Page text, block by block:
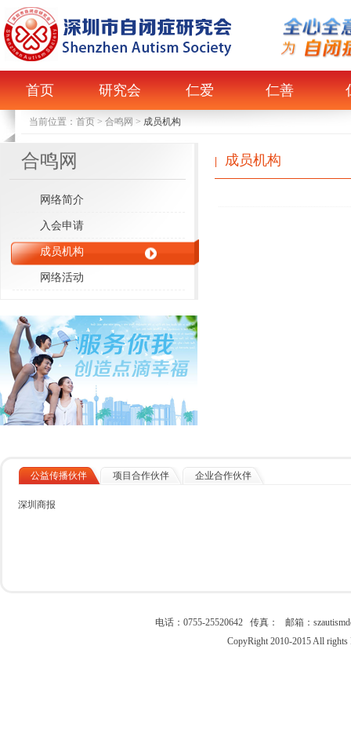
首页 研究会 仁爱 仁善
当前位置： 首页 > 合鸣网 > 成员机构
合鸣网
网络简介
入会申请
成员机构
网络活动
成员机构
公益传播伙伴 项目合作伙伴 企业合作伙伴
深圳商报
电话：0755-25520642 传真： 邮箱：
CopyRight 2010-2015 All